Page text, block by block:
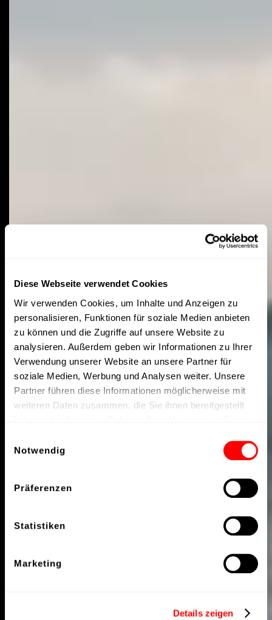
Diese Webseite verwendet Cookies
Wir verwenden Cookies, um Inhalte und Anzeigen zu
personalisieren, Funktionen für soziale Medien anbieten
zu können und die Zugriffe auf unsere Website zu
analysieren. Außerdem geben wir Informationen zu Ihrer
Verwendung unserer Website an unsere Partner für
soziale Medien, Werbung und Analysen weiter. Unsere
Partner führen diese Informationen möglicherweise mit
weiteren Daten zusammen, die Sie ihnen bereitgestellt
Notwendig
Präferenzen
Statistiken
Marketing
Details zeigen